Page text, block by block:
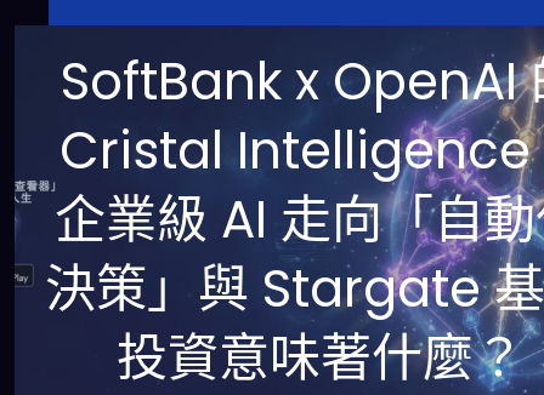
SoftBank x OpenAI
Cristal Intelligence
企業級 AI 走向「自
決策」與 Stargate
投資意味著什麼？